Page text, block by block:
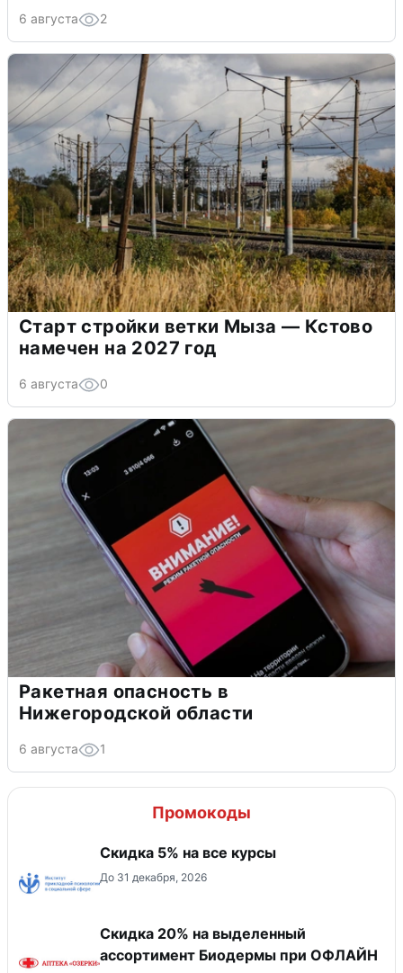
6 августа 2
Старт стройки ветки Мыза — Кстово
намечен на 2027 год
6 августа 0
Ракетная опасность в
Нижегородской области
6 августа 1
Промокоды
Скидка 5% на все курсы
До 31 декабря, 2026
Скидка 20% на выделенный
ассортимент Биодермы при ОФЛАЙН